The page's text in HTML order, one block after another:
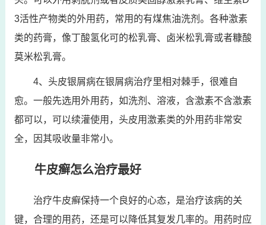
3活性产物类的外用药，常用的有煤焦油洗剂。各种激素
类的药膏，像丁酸氢化可的松乳膏、卤米松乳膏或者糠酸
莫米松乳膏。
4、头皮银屑病在银屑病治疗里相对棘手，很难自
愈。一般先选用外用药，如洗剂、溶液，含激素不含激素
都可以，可以续灌使用，头皮用激素类的外用药非常安
全，因其吸收量非常小。
牛皮癣怎么治疗最好
治疗牛皮癣保持一个良好的心态，是治疗该病的关
键，合理的用药，还是可以降低其复发几率的。用药时应